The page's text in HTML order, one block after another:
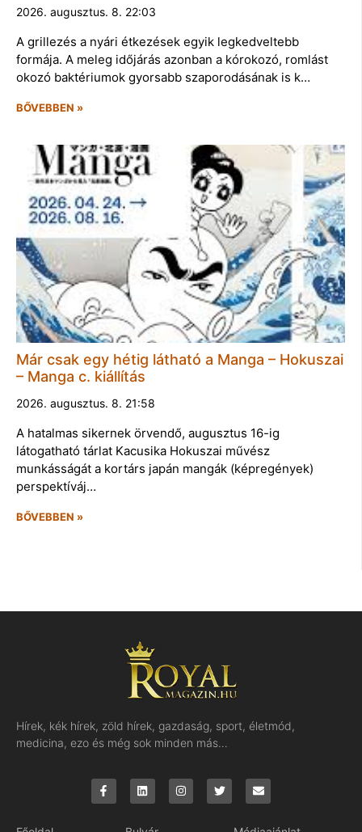
2026. augusztus. 8. 22:03
A grillezés a nyári étkezések egyik legkedveltebb
formája. A meleg időjárás azonban a kórokozó, romlást
okozó baktériumok gyorsabb szaporodásának is k…
BŐVEBBEN »
Már csak egy hétig látható a Manga – Hokuszai
– Manga c. kiállítás
2026. augusztus. 8. 21:58
A hatalmas sikernek örvendő, augusztus 16-ig
látogatható tárlat Kacusika Hokuszai művész
munkásságát a kortárs japán mangák (képregények)
perspektíváj…
BŐVEBBEN »
Hírek, kék hírek, zöld hírek, gazdaság, sport, életmód,
medicina, ezo és még sok minden más…